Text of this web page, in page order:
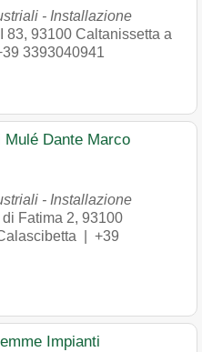
- Installazione
83, 93100 Caltanissetta a
3393040941
Dante Marco
- Installazione
Fatima 2, 93100
| +39
Impianti